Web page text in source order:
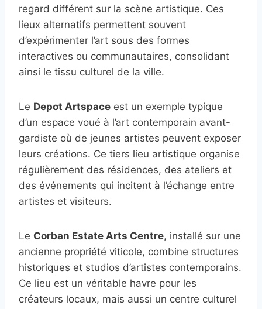
regard différent sur la scène artistique. Ces
lieux alternatifs permettent souvent
d’expérimenter l’art sous des formes
interactives ou communautaires, consolidant
ainsi le tissu culturel de la ville.
Le Depot Artspace est un exemple typique
d’un espace voué à l’art contemporain avant-
gardiste où de jeunes artistes peuvent exposer
leurs créations. Ce tiers lieu artistique organise
régulièrement des résidences, des ateliers et
des événements qui incitent à l’échange entre
artistes et visiteurs.
Le Corban Estate Arts Centre, installé sur une
ancienne propriété viticole, combine structures
historiques et studios d’artistes contemporains.
Ce lieu est un véritable havre pour les
créateurs locaux, mais aussi un centre culturel